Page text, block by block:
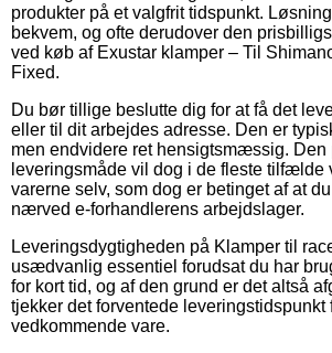
produkter på et valgfrit tidspunkt.
bekvem, og ofte derudover den
ved køb af Exustar klamper – Til
Fixed.
Du bør tillige beslutte dig for at få det
eller til dit arbejdes adresse. Den er
men endvidere ret hensigtsmæssig. Den
leveringsmåde vil dog i de fleste tilfælde
varerne selv, som dog er betinget af at
nærved e-forhandlerens arbejdslager.
Leveringsdygtigheden på Klamper til
usædvanlig essentiel forudsat du har
for kort tid, og af den grund er det altså
tjekker det forventede leveringstidspunkt
vedkommende vare.